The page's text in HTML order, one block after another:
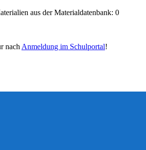
aus der Materialdatenbank: 0
nach Anmeldung im Schulportal!